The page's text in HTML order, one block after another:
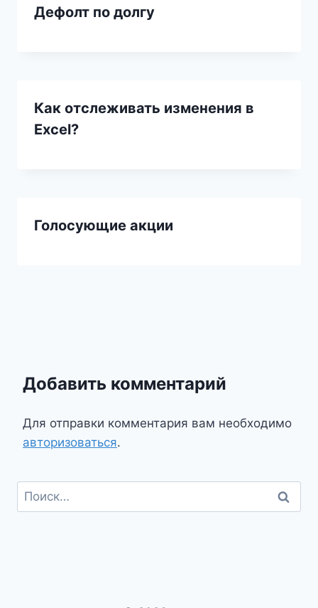
Дефолт по долгу
Как отслеживать изменения в
Excel?
Голосующие акции
Добавить комментарий
Для отправки комментария вам необходимо
авторизоваться.
Найти: